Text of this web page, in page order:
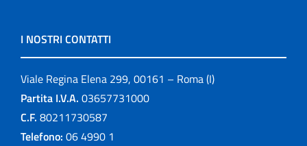
I NOSTRI CONTATTI
Viale Regina Elena 299, 00161 – Roma (I)
Partita I.V.A. 03657731000
C.F. 80211730587
Telefono: 06 4990 1